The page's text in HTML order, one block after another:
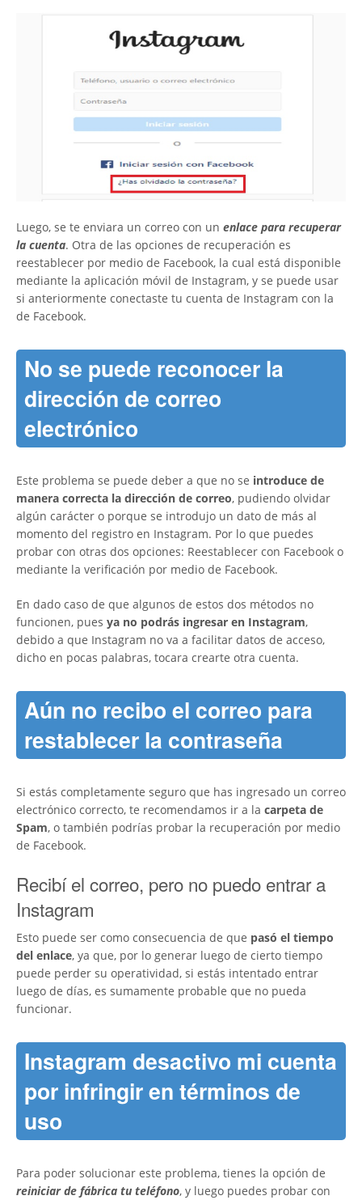
Luego, se te enviara un correo con un enlace para recuperar
la cuenta. Otra de las opciones de recuperación es
reestablecer por medio de Facebook, la cual está disponible
mediante la aplicación móvil de Instagram, y se puede usar
si anteriormente conectaste tu cuenta de Instagram con la
de Facebook.
No se puede reconocer la
dirección de correo
electrónico
Este problema se puede deber a que no se introduce de
manera correcta la dirección de correo, pudiendo olvidar
algún carácter o porque se introdujo un dato de más al
momento del registro en Instagram. Por lo que puedes
probar con otras dos opciones: Reestablecer con Facebook o
mediante la verificación por medio de Facebook.
En dado caso de que algunos de estos dos métodos no
funcionen, pues ya no podrás ingresar en Instagram,
debido a que Instagram no va a facilitar datos de acceso,
dicho en pocas palabras, tocara crearte otra cuenta.
Aún no recibo el correo para
restablecer la contraseña
Si estás completamente seguro que has ingresado un correo
electrónico correcto, te recomendamos ir a la carpeta de
Spam, o también podrías probar la recuperación por medio
de Facebook.
Recibí el correo, pero no puedo entrar a
Instagram
Esto puede ser como consecuencia de que pasó el tiempo
del enlace, ya que, por lo generar luego de cierto tiempo
puede perder su operatividad, si estás intentado entrar
luego de días, es sumamente probable que no pueda
funcionar.
Instagram desactivo mi cuenta
por infringir en términos de
uso
Para poder solucionar este problema, tienes la opción de
reiniciar de fábrica tu teléfono, y luego puedes probar con